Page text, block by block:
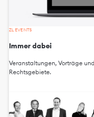
ZL EVENTS
Immer dabei
Veranstaltungen, Vorträge
Rechtsgebiete.